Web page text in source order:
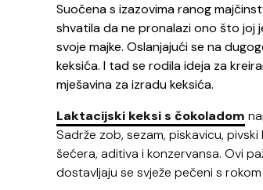
Suočena s izazovima ranog
shvatila da ne pronalazi ono što joj
svoje majke. Oslanjajući se na
keksića. I tad se rodila ideja za
mješavina za izradu keksića.
Laktacijski keksi s čokoladom
Sadrže zob, sezam, piskavicu,
šećera, aditiva i konzervansa. Ovi
dostavljaju se svježe pečeni s